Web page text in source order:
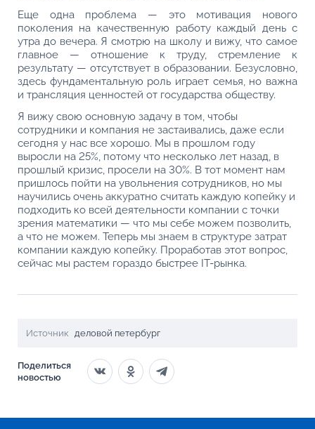
Еще одна проблема — это мотивация нового
поколения на качественную работу каждый день с
утра до вечера. Я смотрю на школу и вижу, что самое
главное — отношение к труду, стремление к
результату — отсутствует в образовании. Безусловно,
здесь фундаментальную роль играет семья, но важна
и трансляция ценностей от государства обществу.
Я вижу свою основную задачу в том, чтобы
сотрудники и компания не застаивались, даже если
сегодня у нас все хорошо. Мы в прошлом году
выросли на 25%, потому что несколько лет назад, в
прошлый кризис, просели на 30%. В тот момент нам
пришлось пойти на увольнения сотрудников, но мы
научились очень аккуратно считать каждую копейку и
подходить ко всей деятельности компании с точки
зрения математики — что мы себе можем позволить,
а что не можем. Теперь мы знаем в структуре затрат
компании каждую копейку. Проработав этот вопрос,
сейчас мы растем гораздо быстрее IT-рынка.
Источник деловой петербург
Поделиться
новостью